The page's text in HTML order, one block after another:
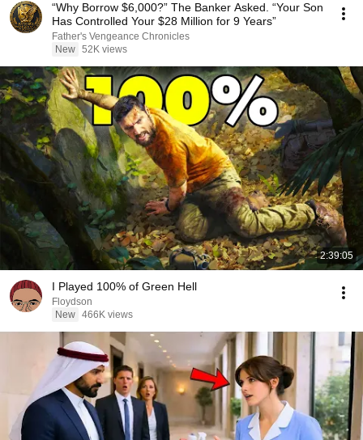
“Why Borrow $6,000?” The Banker Asked. “Your Son
Has Controlled Your $28 Million for 9 Years”
Father's Vengeance Chronicles
New 52K views
2:39:05
I Played 100% of Green Hell
Floydson
New 466K views